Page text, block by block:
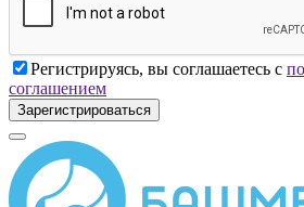
Регистрируясь, вы соглашаетесь с
соглашением
Зарегистрироваться